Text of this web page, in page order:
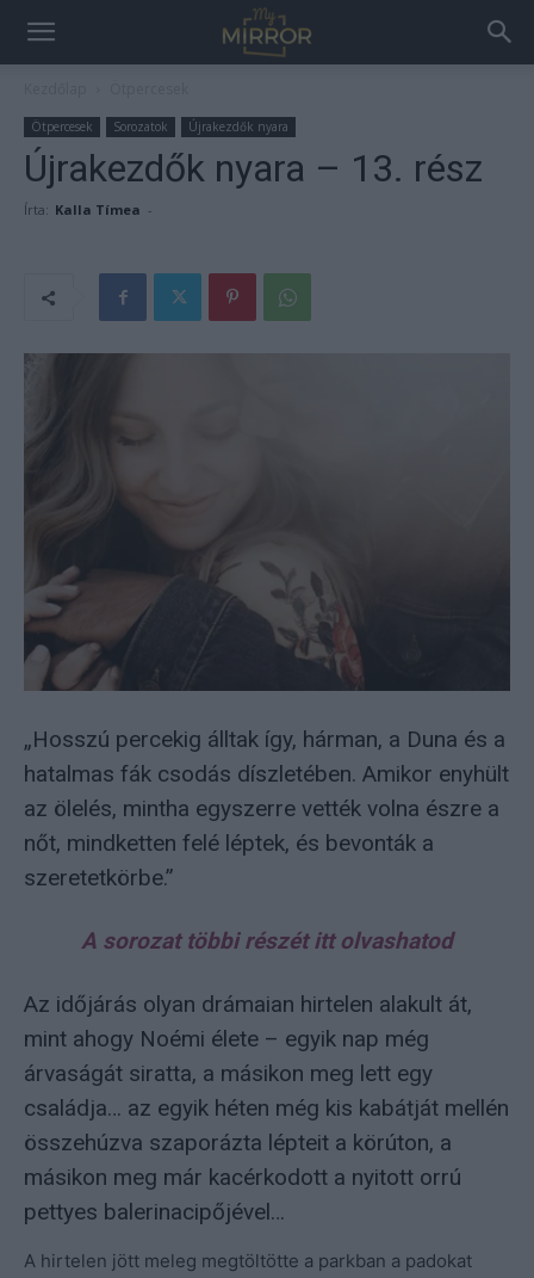
Ötpercesek Sorozatok Újrakezdők nyara
Újrakezdők nyara – 13. rész
Írta: Kalla Tímea -
„Hosszú percekig álltak így, hárman, a Duna és a
hatalmas fák csodás díszletében. Amikor enyhült
az ölelés, mintha egyszerre vették volna észre a
nőt, mindketten felé léptek, és bevonták a
szeretetkörbe.”
A sorozat többi részét itt olvashatod
Az időjárás olyan drámaian hirtelen alakult át,
mint ahogy Noémi élete – egyik nap még
árvaságát siratta, a másikon meg lett egy
családja… az egyik héten még kis kabátját mellén
összehúzva szaporázta lépteit a körúton, a
másikon meg már kacérkodott a nyitott orrú
pettyes balerinacipőjével…
A hirtelen jött meleg megtöltötte a parkban a padokat